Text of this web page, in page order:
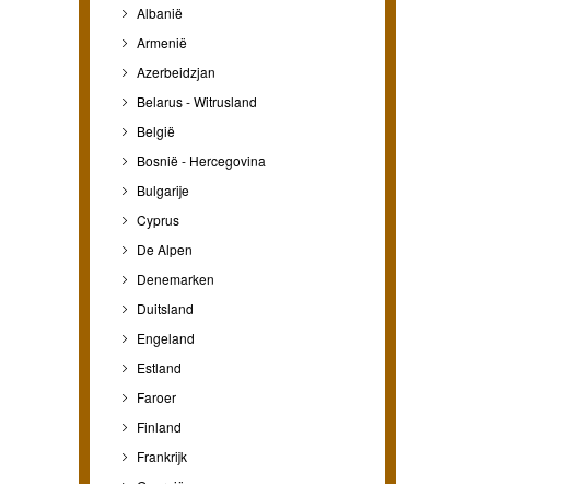
Albanië
Armenië
Azerbeidzjan
Belarus - Witrusland
België
Bosnië - Hercegovina
Bulgarije
Cyprus
De Alpen
Denemarken
Duitsland
Engeland
Estland
Faroer
Finland
Frankrijk